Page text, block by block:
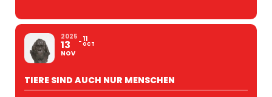
2025
13
NOV
11
OCT
TIERE SIND AUCH NUR MENSCHEN